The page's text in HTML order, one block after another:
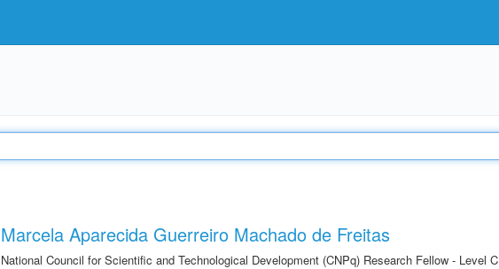
Marcela Aparecida Guerreiro Machado de Freitas
National Council for Scientific and Technological Development (CNPq) Research Fellow - Level C